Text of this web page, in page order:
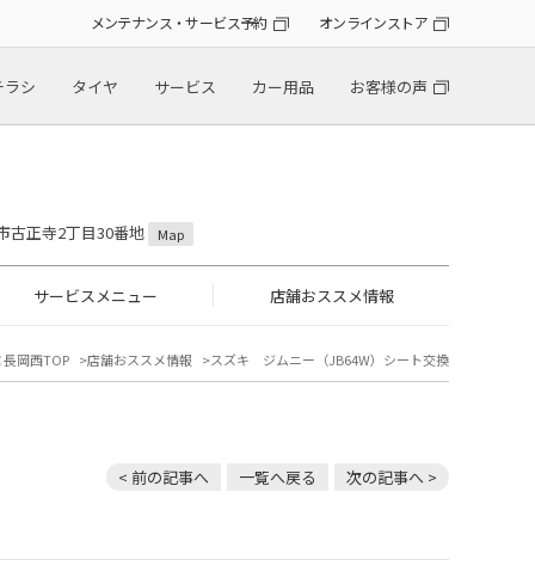
メンテナンス・サービス予約 オンラインストア
シ タイヤ サービス カー用品 お客様の声
正寺2丁目30番地 Map
サービスメニュー 店舗おススメ情報
岡西TOP 店舗おススメ情報 スズキ ジムニー（JB64W）シート交換
< 前の記事へ 一覧へ戻る 次の記事へ >